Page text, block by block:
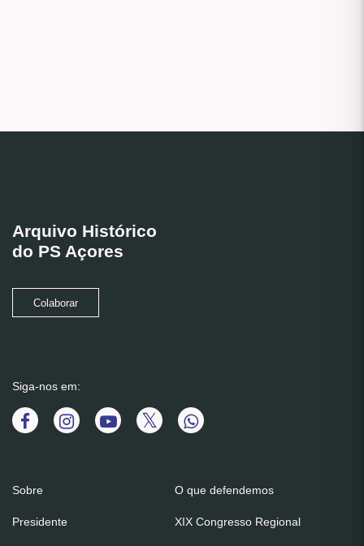
Arquivo Histórico
do PS Açores
Colaborar
Siga-nos em:
Sobre
Presidente
O que defendemos
XIX Congresso Regional